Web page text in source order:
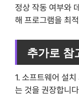
정상 작동 여부와
해 프로그램을 최
추가로 참
1. 소프트웨어 설
는 것을 권장합니